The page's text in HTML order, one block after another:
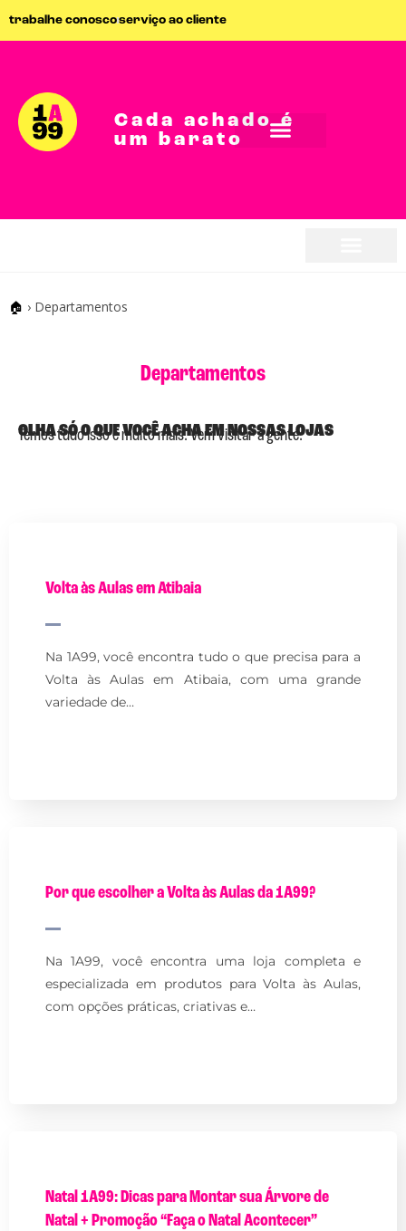
trabalhe conoscoserviço ao cliente
Cada achado é
um barato
🏠 › Departamentos
Departamentos
OLHA SÓ O QUE VOCÊ ACHA EM NOSSAS LOJAS
Temos tudo isso e muito mais. Vem visitar a gente.
Volta às Aulas em Atibaia
Na 1A99, você encontra tudo o que precisa para a
Volta às Aulas em Atibaia, com uma grande
variedade de…
Por que escolher a Volta às Aulas da 1A99?
Na 1A99, você encontra uma loja completa e
especializada em produtos para Volta às Aulas,
com opções práticas, criativas e…
Natal 1A99: Dicas para Montar sua Árvore de
Natal + Promoção “Faça o Natal Acontecer”